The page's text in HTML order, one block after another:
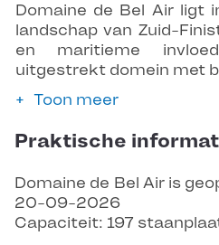
Domaine de Bel Air ligt
landschap van Zuid-
en maritieme
uitgestrekt domein met
Toon meer
Praktische
Domaine de Bel Air is
20-09-2026
Capaciteit: 197